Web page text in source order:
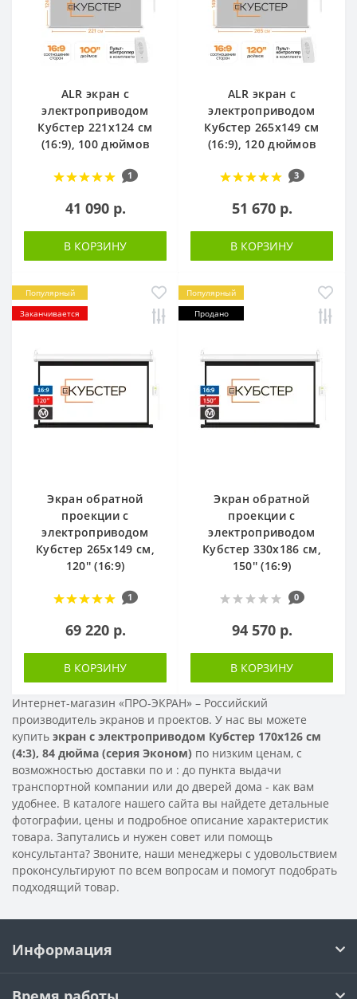
ALR экран с
электроприводом
Кубстер 221х124 см
(16:9), 100 дюймов
1
41 090 р.
В КОРЗИНУ
ALR экран с
электроприводом
Кубстер 265х149 см
(16:9), 120 дюймов
3
51 670 р.
В КОРЗИНУ
Популярный
Заканчивается
Экран обратной
проекции с
электроприводом
Кубстер 265х149 см,
120'' (16:9)
1
69 220 р.
В КОРЗИНУ
Популярный
Продано
Экран обратной
проекции с
электроприводом
Кубстер 330х186 см,
150'' (16:9)
0
94 570 р.
В КОРЗИНУ
Интернет-магазин «ПРО-ЭКРАН» – Российский
производитель экранов и проектов. У нас вы можете
купить экран с электроприводом Кубстер 170х126 см
(4:3), 84 дюйма (серия Эконом) по низким ценам, с
возможностью доставки по и : до пункта выдачи
транспортной компании или до дверей дома - как вам
удобнее. В каталоге нашего сайта вы найдете детальные
фотографии, цены и подробное описание характеристик
товара. Запутались и нужен совет или помощь
консультанта? Звоните, наши менеджеры с удовольствием
проконсультируют по всем вопросам и помогут подобрать
подходящий товар.
Информация